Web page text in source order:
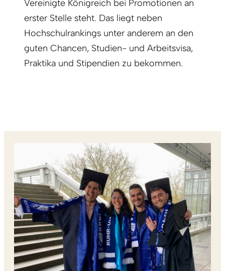
Vereinigte Königreich bei Promotionen an
erster Stelle steht. Das liegt neben
Hochschulrankings unter anderem an den
guten Chancen, Studien- und Arbeitsvisa,
Praktika und Stipendien zu bekommen.